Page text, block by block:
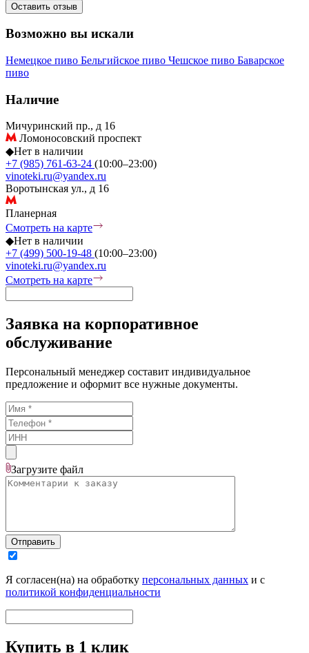
Оставить отзыв
Возможно вы искали
Немецкое пиво Бельгийское пиво Чешское пиво Баварское
пиво
Наличие
Мичуринский пр., д 16
Ломоносовский проспект
◆Нет в наличии
+7 (985) 761-63-24 (10:00–23:00)
vinoteki.ru@yandex.ru
Воротынская ул., д 16
Планерная
Смотреть на карте
◆Нет в наличии
+7 (499) 500-19-48 (10:00–23:00)
vinoteki.ru@yandex.ru
Смотреть на карте
Заявка на корпоративное
обслуживание
Персональный менеджер составит индивидуальное
предложение и оформит все нужные документы.
Загрузите файл
Отправить
Я согласен(на) на обработку персональных данных и с
политикой конфиденциальности
Купить в 1 клик